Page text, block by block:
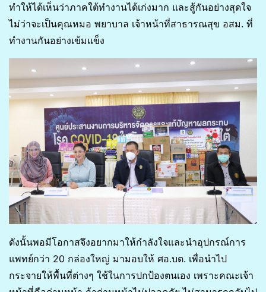
ทำให้ได้เห็นว่าภาคใต้ทำงานได้เก่งมาก และสู้กันอย่างสุดใจ
ไม่ว่าจะเป็นคุณหมอ พยาบาล เจ้าหน้าที่สาธารณสุข อสม. ที่
ทำงานกันอย่างเข้มแข็ง
ดังนั้นพอมีโอกาสจึงอยากมาให้กำลังใจและนำอุปกรณ์การ
แพทย์กว่า 20 กล่องใหญ่ มามอบให้ ศอ.บต. เพื่อนำไป
กระจายให้พื้นที่ต่างๆ ใช้ในการปกป้องตนเอง เพราะคณะเจ้า